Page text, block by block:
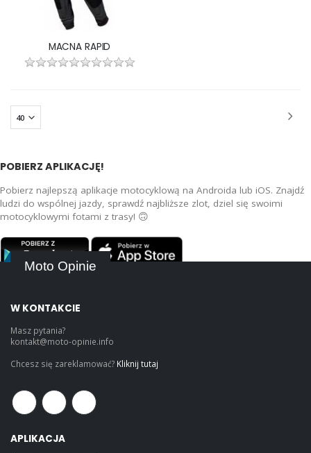
MACNA RAPID
POBIERZ APLIKACJĘ!
Pobierz najlepszą aplikacje motocyklową na Androida lub iOS. Znajdź
ludzi do wspólnej jazdy, sprawdź najbliższe zlot, dziel się swoimi
motocyklowymi fotami z trasy! 🙃
Moto Opinie
W KONTAKCIE
Masz pytania?
kontakt@moto-opinie.info
Chcesz się zareklamować? Kliknij tutaj
APLIKACJA